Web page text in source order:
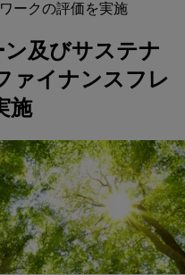
ークの評価を実施
及びサステナ
ァイナンスフレ
施